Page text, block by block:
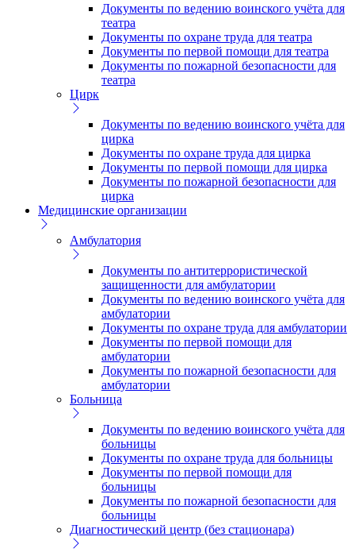
Документы по ведению воинского учёта для
театра
Документы по охране труда для театра
Документы по первой помощи для театра
Документы по пожарной безопасности для
театра
Цирк
Документы по ведению воинского учёта для
цирка
Документы по охране труда для цирка
Документы по первой помощи для цирка
Документы по пожарной безопасности для
цирка
Медицинские организации
Амбулатория
Документы по антитеррористической
защищенности для амбулатории
Документы по ведению воинского учёта для
амбулатории
Документы по охране труда для амбулатории
Документы по первой помощи для
амбулатории
Документы по пожарной безопасности для
амбулатории
Больница
Документы по ведению воинского учёта для
больницы
Документы по охране труда для больницы
Документы по первой помощи для
больницы
Документы по пожарной безопасности для
больницы
Диагностический центр (без стационара)